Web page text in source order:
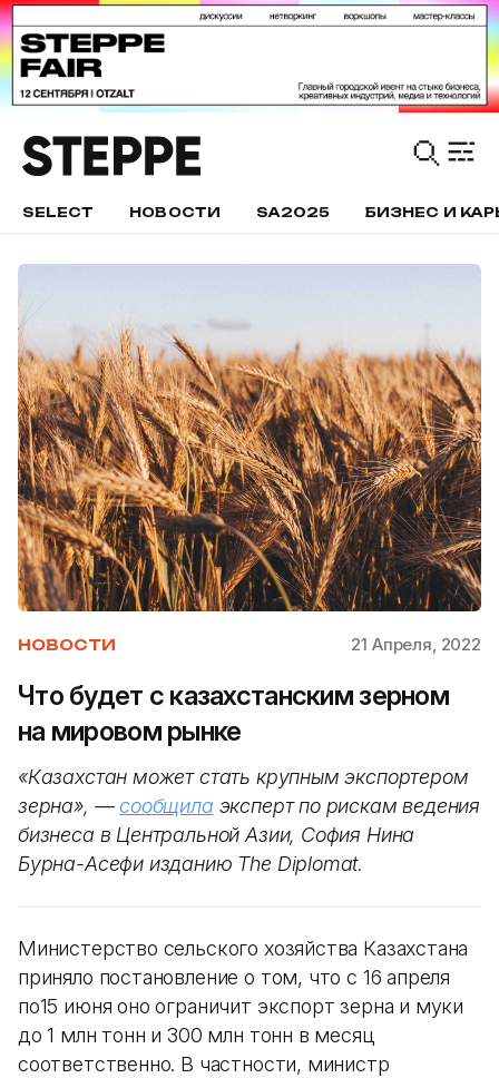
SELECT НОВОСТИ SA2025 БИЗНЕС И
НОВОСТИ 21 Апреля, 2022
Что будет с казахстанским зерном
на мировом рынке
«Казахстан может стать крупным экспортером
зерна», —сообщила эксперт по рискам ведения
бизнеса в Центральной Азии, София Нина
Бурна-Асефи изданию The Diplomat.
Министерство сельского хозяйства Казахстана
приняло постановление о том, что с 16 апреля
по15 июня оно ограничит экспорт зерна и муки
до 1 млн тонн и 300 млн тонн в месяц
соответственно. В частности, министр